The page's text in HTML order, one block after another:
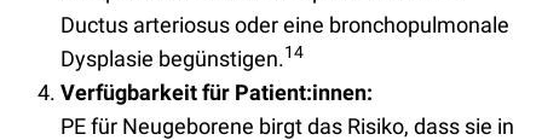
Ductus arteriosus oder eine bronchopulmonale
Dysplasie begünstigen.14
Verfügbarkeit für Patient:innen:
PE für Neugeborene birgt das Risiko, dass sie in